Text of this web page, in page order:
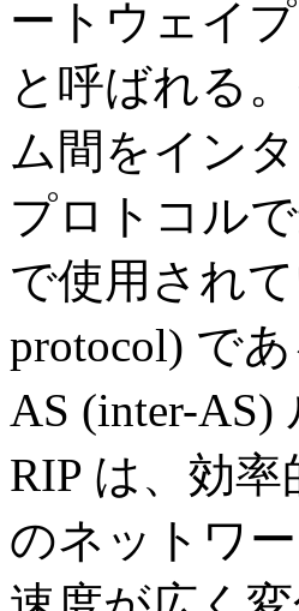
ートウェイ
と呼ばれる
ム間をイン
プロトコル
で使用され
protocol) で
AS (inter-
RIP は、効
のネットワ